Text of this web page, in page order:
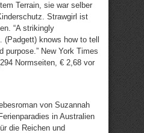
Terrain, sie war selber
Strawgirl ist
“A strikingly
knows how to tell
purpose.” New York Times
Normseiten, € 2,68 vor
von Suzannah
in Australien
die Reichen und